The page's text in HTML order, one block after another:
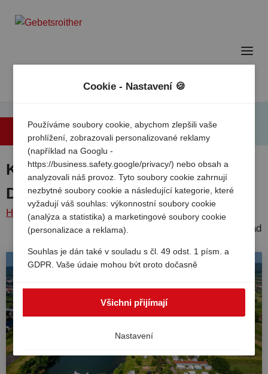
KNAUS Campingpark Bad
Dürkheim
Home / Nemecko / Poryni
falc /
Bad
Knaus
campingpark bad
Cookie - Nastavení 🍪
Používáme soubory cookie, abychom zlepšili vaše
prohlížení, zobrazovali personalizované reklamy
(například na Googlu -
https://business.safety.google/privacy/) nebo obsah a
analyzovali náš provoz. Tyto soubory cookie zahrnují
nezbytné soubory cookie a následující kategorie, které
vyžadují váš souhlas: výkonnostní soubory cookie
(analýza a statistika) a marketingové soubory cookie
(personalizace a reklama).
Souhlas je dán také v souladu s čl. 49 odst. 1 písm. a
GDPR. Vaše údaje mohou být proto dočasně
případě nelze zcela zaručit vysokou úroveň ochrany
osobních údajů v Evropě a existuje riziko, že americké
úřady zpracovávají údaje pro účely kontroly a dohledu,
Nastavení
Všichni přijímají